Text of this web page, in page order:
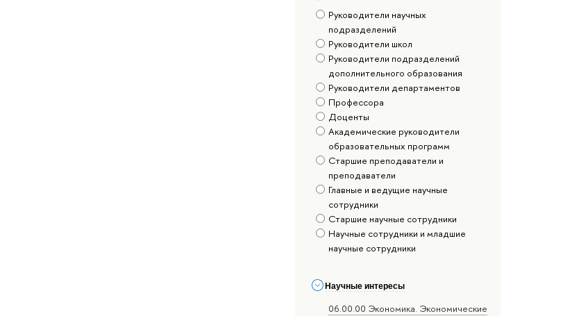
Руководители научных
подразделений
Руководители школ
Руководители подразделений
дополнительного образования
Руководители департаментов
Профессора
Доценты
Академические руководители
образовательных программ
Старшие преподаватели и
преподаватели
Главные и ведущие научные
сотрудники
Старшие научные сотрудники
Научные сотрудники и младшие
научные сотрудники
Научные интересы
06.00.00 Экономика. Экономические